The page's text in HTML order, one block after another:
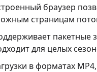
браузер
страницам
пакетные
для целых
в форматах